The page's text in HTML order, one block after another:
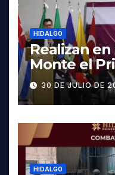
HIDALGO
Realizan
Monte el
contra la
30 DE JULIO DE
HIDALGO